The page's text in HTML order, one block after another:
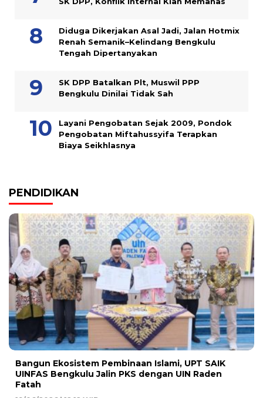
Diduga Dikerjakan Asal Jadi, Jalan Hotmix
Renah Semanik–Kelindang Bengkulu
Tengah Dipertanyakan
SK DPP Batalkan Plt, Muswil PPP
Bengkulu Dinilai Tidak Sah
Layani Pengobatan Sejak 2009, Pondok
Pengobatan Miftahussyifa Terapkan
Biaya Seikhlasnya
PENDIDIKAN
Bangun Ekosistem Pembinaan Islami, UPT SAIK
UINFAS Bengkulu Jalin PKS dengan UIN Raden
Fatah